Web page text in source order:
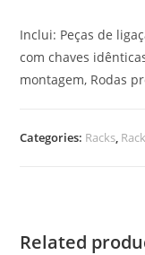
Inclui: Peças de
com chaves
montagem, Rodas
Categories: Racks,
Related